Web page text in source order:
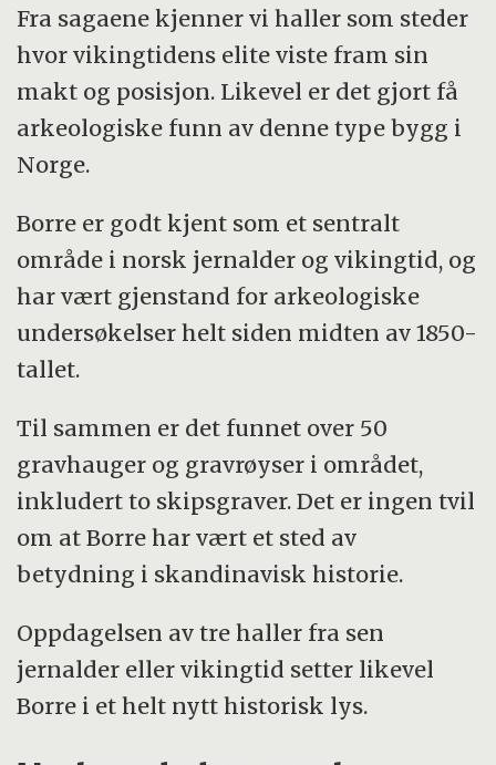
Fra sagaene kjenner vi haller som steder
hvor vikingtidens elite viste fram sin
makt og posisjon. Likevel er det gjort få
arkeologiske funn av denne type bygg i
Norge.
Borre er godt kjent som et sentralt
område i norsk jernalder og vikingtid, og
har vært gjenstand for arkeologiske
undersøkelser helt siden midten av 1850-
tallet.
Til sammen er det funnet over 50
gravhauger og gravrøyser i området,
inkludert to skipsgraver. Det er ingen tvil
om at Borre har vært et sted av
betydning i skandinavisk historie.
Oppdagelsen av tre haller fra sen
jernalder eller vikingtid setter likevel
Borre i et helt nytt historisk lys.